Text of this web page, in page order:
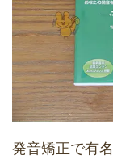
発音矯正で有